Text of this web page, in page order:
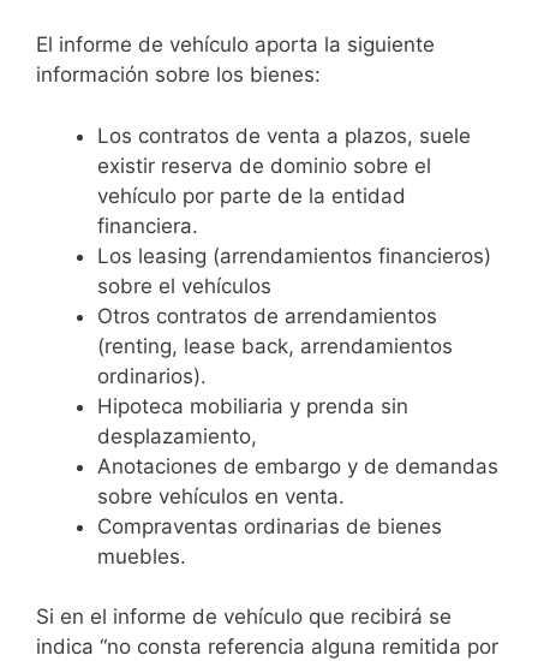
El informe de vehículo aporta la siguiente
información sobre los bienes:
Los contratos de venta a plazos, suele
existir reserva de dominio sobre el
vehículo por parte de la entidad
financiera.
Los leasing (arrendamientos financieros)
sobre el vehículos
Otros contratos de arrendamientos
(renting, lease back, arrendamientos
ordinarios).
Hipoteca mobiliaria y prenda sin
desplazamiento,
Anotaciones de embargo y de demandas
sobre vehículos en venta.
Compraventas ordinarias de bienes
muebles.
Si en el informe de vehículo que recibirá se
indica “no consta referencia alguna remitida por